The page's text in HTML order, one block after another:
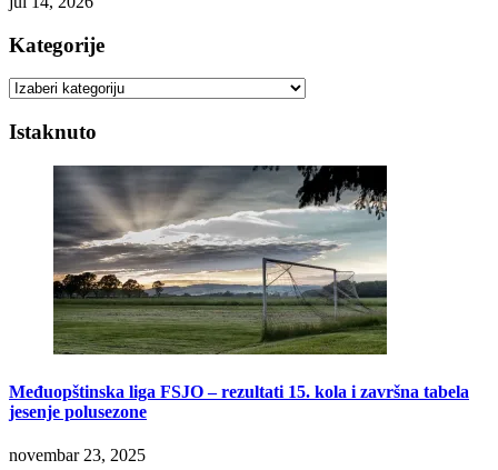
Kategorije
Kategorije
Istaknuto
Međuopštinska liga FSJO – rezultati 15. kola i završna tabela
jesenje polusezone
novembar 23, 2025